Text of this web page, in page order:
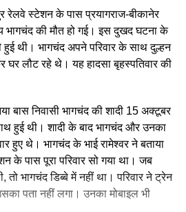
रेलवे स्टेशन के पास प्रयागराज-बीकानेर
भागचंद की मौत हो गई। इस दुखद घटना के
हुई थी। भागचंद अपने परिवार के साथ दुल्हन
घर लौट रहे थे। यह हादसा बृहस्पतिवार की
बास निवासी भागचंद की शादी 15 अक्टूबर
हुई थी। शादी के बाद भागचंद और उनका
हुए थे। भागचंद के भाई रामेश्वर ने बताया
के पास पूरा परिवार सो गया था। जब
भागचंद डिब्बे में नहीं था। परिवार ने ट्रेन
पता नहीं लगा। उनका मोबाइल भी